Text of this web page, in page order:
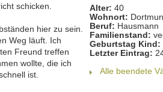
schicken.
hier zu sein.
Weg läuft. Ich
Freund treffen
wollte, die ich
ist.
Alter: 40
Wohnort:
Beruf: Hausmann
Familienstand:
Geburtstag Kind:
Letzter Eintrag:
Alle beendete